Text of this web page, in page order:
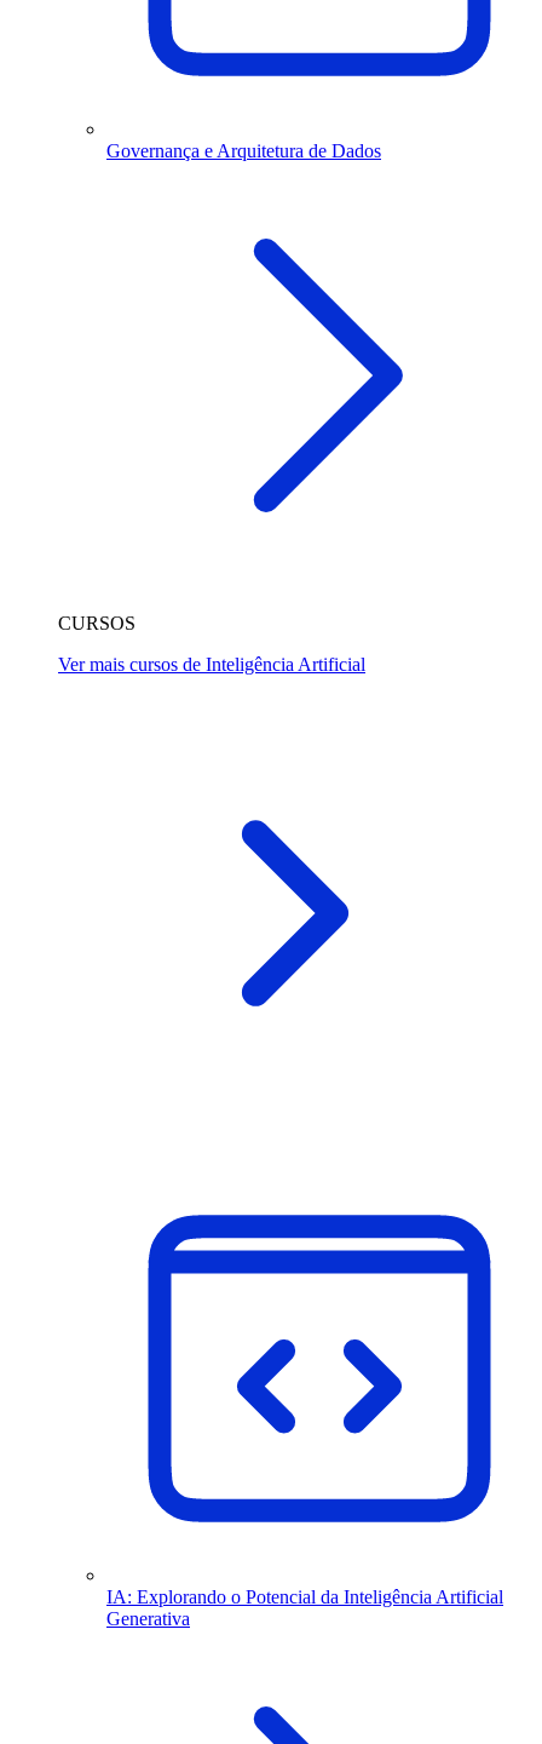
Governança e Arquitetura de Dados
CURSOS
Ver mais cursos de Inteligência Artificial
IA: Explorando o Potencial da Inteligência Artificial
Generativa